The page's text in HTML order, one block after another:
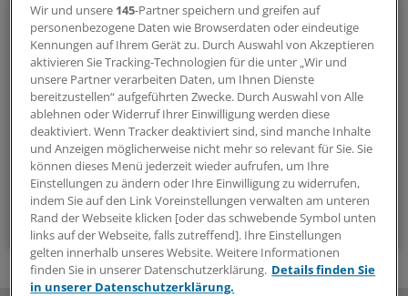
Menschen & Leben
Außergewöhnliche Menschen, beeindruckende
Persönlichkeiten und Kolleginnen und Kollegen, die etwas
Neues wagen: In diesem Newsletter erzählen wir
Geschichten aus dem (Arbeits-)Leben.
vier Mal im Jahr (Mittwoch)
Zum Abonnieren bitte anmelden
Wir und unsere 145-Partner speichern und greifen auf
personenbezogene Daten wie Browserdaten oder eindeutige
Kennungen auf Ihrem Gerät zu. Durch Auswahl von Akzeptieren
aktivieren Sie Tracking-Technologien für die unter „Wir und
unsere Partner verarbeiten Daten, um Ihnen Dienste
bereitzustellen“ aufgeführten Zwecke. Durch Auswahl von Alle
ablehnen oder Widerruf Ihrer Einwilligung werden diese
deaktiviert. Wenn Tracker deaktiviert sind, sind manche Inhalte
und Anzeigen möglicherweise nicht mehr so relevant für Sie. Sie
können dieses Menü jederzeit wieder aufrufen, um Ihre
Einstellungen zu ändern oder Ihre Einwilligung zu widerrufen,
indem Sie auf den Link Voreinstellungen verwalten am unteren
Rand der Webseite klicken [oder das schwebende Symbol unten
links auf der Webseite, falls zutreffend]. Ihre Einstellungen
gelten innerhalb unseres Website. Weitere Informationen
finden Sie in unserer Datenschutzerklärung. Details finden Sie
in unserer Datenschutzerklärung.